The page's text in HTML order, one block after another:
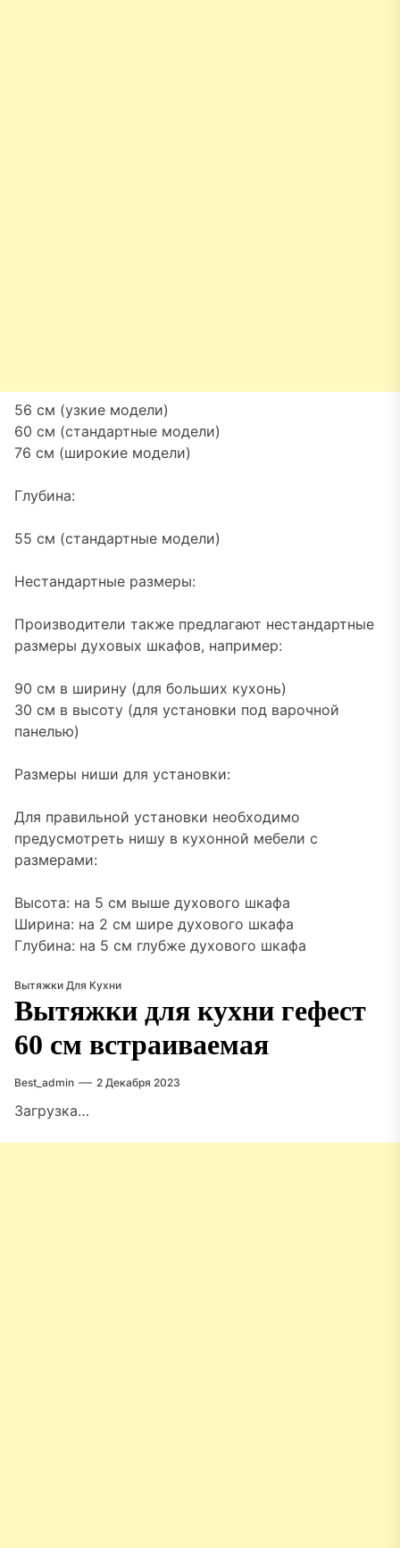
56 см (узкие модели)
60 см (стандартные модели)
76 см (широкие модели)
Глубина:
55 см (стандартные модели)
Нестандартные размеры:
Производители также предлагают нестандартные
размеры духовых шкафов, например:
90 см в ширину (для больших кухонь)
30 см в высоту (для установки под варочной
панелью)
Размеры ниши для установки:
Для правильной установки необходимо
предусмотреть нишу в кухонной мебели с
размерами:
Высота: на 5 см выше духового шкафа
Ширина: на 2 см шире духового шкафа
Глубина: на 5 см глубже духового шкафа
Вытяжки Для Кухни
Вытяжки для кухни гефест
60 см встраиваемая
Best_admin 2 Декабря 2023
Загрузка…